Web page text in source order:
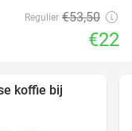
Regulier €53,50
€22
koffie bij